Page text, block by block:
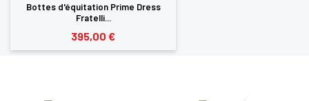
Bottes d'équitation Prime Dress
Fratelli...
395,00 €